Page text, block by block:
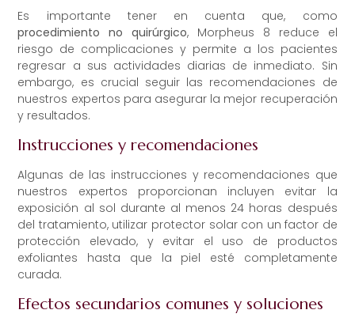
Es importante tener en cuenta que, como
procedimiento no quirúrgico, Morpheus 8 reduce el
riesgo de complicaciones y permite a los pacientes
regresar a sus actividades diarias de inmediato. Sin
embargo, es crucial seguir las recomendaciones de
nuestros expertos para asegurar la mejor recuperación
y resultados.
Instrucciones y recomendaciones
Algunas de las instrucciones y recomendaciones que
nuestros expertos proporcionan incluyen evitar la
exposición al sol durante al menos 24 horas después
del tratamiento, utilizar protector solar con un factor de
protección elevado, y evitar el uso de productos
exfoliantes hasta que la piel esté completamente
curada.
Efectos secundarios comunes y soluciones